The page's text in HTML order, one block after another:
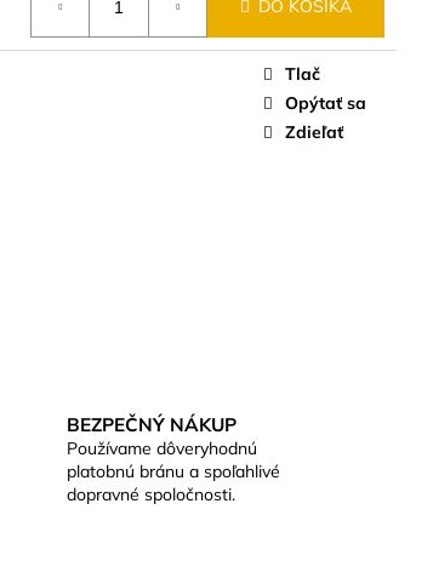
DO KOŠÍKA
Tlač
Opýtať sa
Zdieľať
BEZPEČNÝ NÁKUP
Používame dôveryhodnú
platobnú bránu a spoľahlivé
dopravné spoločnosti.